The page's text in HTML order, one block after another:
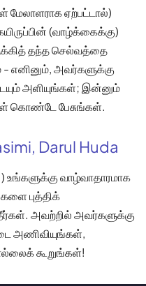
ஏற்பட்டால்)
(வாழ்க்கைக்கு)
தந்த செல்வத்தை
எனினும், அவர்களுக்கு
அளியுங்கள்; இன்னும்
கொண்டே பேசுங்கள்.
Darul Huda
வாழ்வாதாரமாக
புத்திக்
அவற்றில் அவர்களுக்கு
அணிவியுங்கள்,
கூறுங்கள்!